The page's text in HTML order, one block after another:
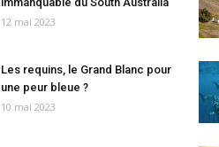
12 mai 2023
Les requins, le Grand Blanc pour
une peur bleue ?
10 mai 2023